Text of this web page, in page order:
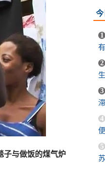
子与做饭的煤气炉
今
1
2
3
4
5